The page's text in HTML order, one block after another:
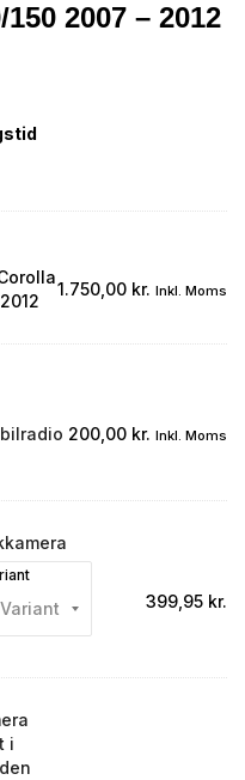
2007 – 2012
1.750,00 kr. Inkl. Moms
200,00 kr. Inkl. Moms
399,95 kr.
i